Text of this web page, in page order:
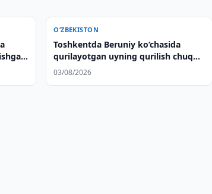
O‘ZBEKISTON
Toshkentda Beruniy ko‘chasida
qurilayotgan uyning qurilish chuquri
cheti o‘pirildi
03/08/2026